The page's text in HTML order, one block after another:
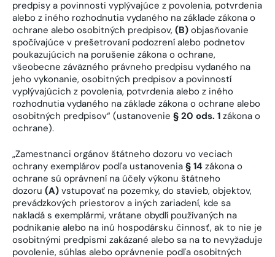
predpisy a povinnosti vyplývajúce z povolenia, potvrdenia
alebo z iného rozhodnutia vydaného na základe zákona o
ochrane alebo osobitných predpisov, (B) objasňovanie
spočívajúce v prešetrovaní podozrení alebo podnetov
poukazujúcich na porušenie zákona o ochrane,
všeobecne záväzného právneho predpisu vydaného na
jeho vykonanie, osobitných predpisov a povinností
vyplývajúcich z povolenia, potvrdenia alebo z iného
rozhodnutia vydaného na základe zákona o ochrane alebo
osobitných predpisov“ (ustanovenie § 20 ods. 1 zákona o
ochrane).
„Zamestnanci orgánov štátneho dozoru vo veciach
ochrany exemplárov podľa ustanovenia § 14 zákona o
ochrane sú oprávnení na účely výkonu štátneho
dozoru (A) vstupovať na pozemky, do stavieb, objektov,
prevádzkových priestorov a iných zariadení, kde sa
nakladá s exemplármi, vrátane obydlí používaných na
podnikanie alebo na inú hospodársku činnosť, ak to nie je
osobitnými predpismi zakázané alebo sa na to nevyžaduje
povolenie, súhlas alebo oprávnenie podľa osobitných